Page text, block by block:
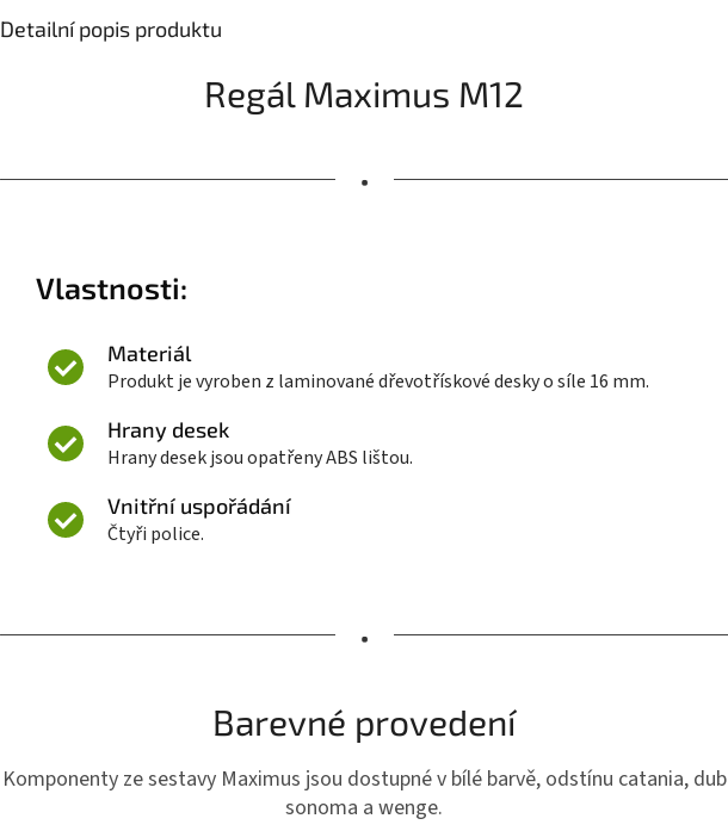
Detailní popis produktu
Regál Maximus M12
•
Vlastnosti:
Materiál
Produkt je vyroben z laminované dřevotřískové desky o síle 16 mm.
Hrany desek
Hrany desek jsou opatřeny ABS lištou.
Vnitřní uspořádání
Čtyři police.
•
Barevné provedení
Komponenty ze sestavy Maximus jsou dostupné v bílé barvě, odstínu catania, dub
sonoma a wenge.